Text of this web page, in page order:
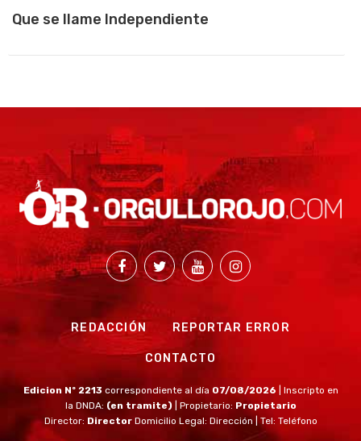
Que se llame Independiente
REDACCIÓN REPORTAR ERROR
CONTACTO
Edicion Nº 2213 correspondiente al día 07/08/2026
| Inscripto en
la DNDA: (en tramite) | Propietario: Propietario
Director: Director Domicilio Legal: Dirección | Tel: Teléfono